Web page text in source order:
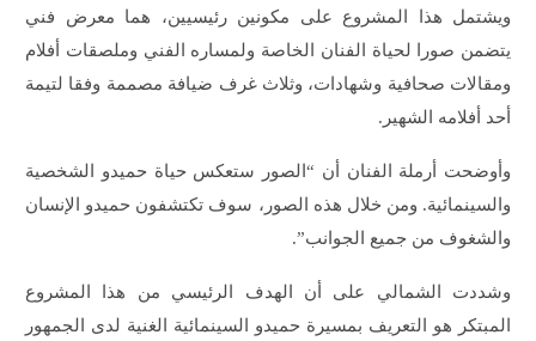
ويشتمل هذا المشروع على مكونين رئيسيين، هما معرض فني
يتضمن صورا لحياة الفنان الخاصة ولمساره الفني وملصقات أفلام
ومقالات صحافية وشهادات، وثلاث غرف ضيافة مصممة وفقا لتيمة
أحد أفلامه الشهير.
وأوضحت أرملة الفنان أن “الصور ستعكس حياة حميدو الشخصية
والسينمائية. ومن خلال هذه الصور، سوف تكتشفون حميدو الإنسان
والشغوف من جميع الجوانب”.
وشددت الشمالي على أن الهدف الرئيسي من هذا المشروع
المبتكر هو التعريف بمسيرة حميدو السينمائية الغنية لدى الجمهور